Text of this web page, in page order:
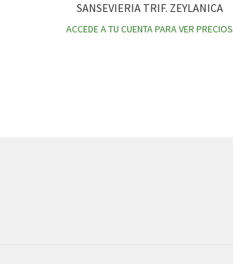
SANSEVIERIA TRIF. ZEYLANICA
ACCEDE A TU CUENTA PARA VER PRECIOS